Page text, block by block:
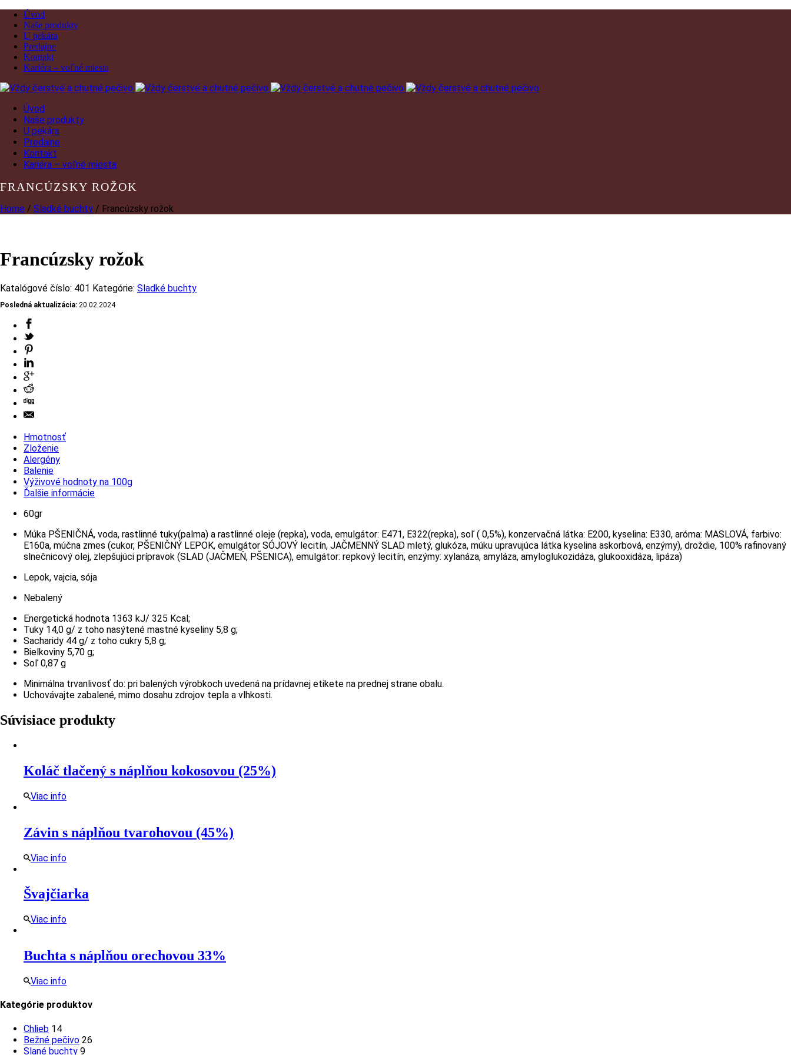
Úvod
Naše produkty
U pekára
Predajne
Kontakt
Kariéra – voľné miesta
Úvod
Naše produkty
U pekára
Predajne
Kontakt
Kariéra – voľné miesta
FRANCÚZSKY ROŽOK
Home / Sladké buchty / Francúzsky rožok
Francúzsky rožok
Katalógové číslo: 401 Kategórie: Sladké buchty
Posledná aktualizácia: 20.02.2024
Hmotnosť
Zloženie
Alergény
Balenie
Výživové hodnoty na 100g
Ďalšie informácie
60gr
Múka PŠENIČNÁ, voda, rastlinné tuky(palma) a rastlinné oleje (repka), voda, emulgátor: E471, E322(repka), soľ ( 0,5%), konzervačná látka: E200, kyselina: E330, aróma: MASLOVÁ, farbivo:
E160a, múčna zmes (cukor, PŠENIČNÝ LEPOK, emulgátor SÓJOVÝ lecitín, JAČMENNÝ SLAD mletý, glukóza, múku upravujúca látka kyselina askorbová, enzýmy), droždie, 100% rafinovaný
slnečnicový olej, zlepšujúci prípravok (SLAD (JAČMEŇ, PŠENICA), emulgátor: repkový lecitín, enzýmy: xylanáza, amyláza, amyloglukozidáza, glukooxidáza, lipáza)
Lepok, vajcia, sója
Nebalený
Energetická hodnota 1363 kJ/ 325 Kcal;
Tuky 14,0 g/ z toho nasýtené mastné kyseliny 5,8 g;
Sacharidy 44 g/ z toho cukry 5,8 g;
Bielkoviny 5,70 g;
Soľ 0,87 g
Minimálna trvanlivosť do: pri balených výrobkoch uvedená na prídavnej etikete na prednej strane obalu.
Uchovávajte zabalené, mimo dosahu zdrojov tepla a vlhkosti.
Súvisiace produkty
Koláč tlačený s náplňou kokosovou (25%)
Viac info
Závin s náplňou tvarohovou (45%)
Viac info
Švajčiarka
Viac info
Buchta s náplňou orechovou 33%
Viac info
Kategórie produktov
Chlieb 1414
produktov
Bežné pečivo 26
Slané buchty 99